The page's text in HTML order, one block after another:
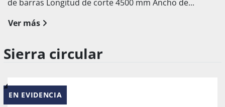
de barras Longitud de corte 4500 mm Ancho de...
Ver más
Sierra circular
EN EVIDENCIA